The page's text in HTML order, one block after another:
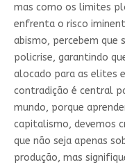
mas como os limites
enfrenta o risco
abismo, percebem que
policrise, garantindo
alocado para as elites
contradição é central
mundo, porque
capitalismo, devemos
que não seja apenas
produção, mas